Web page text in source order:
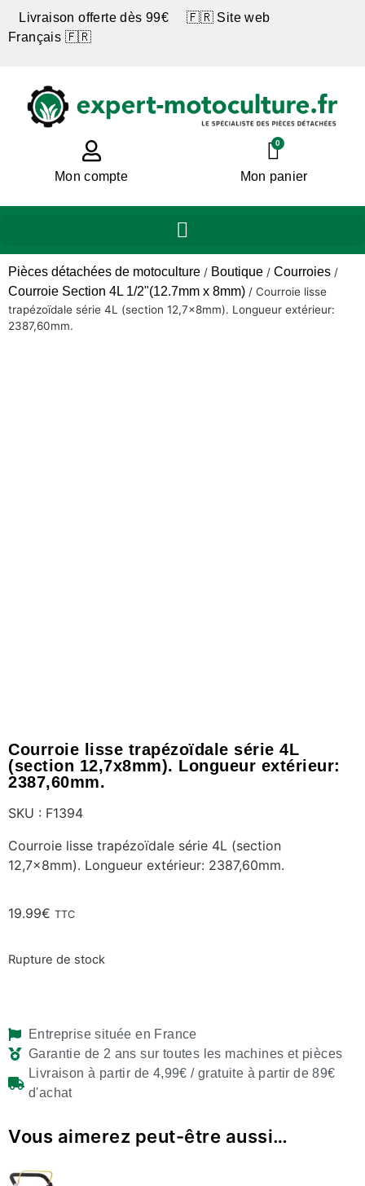
Livraison offerte dès 99€ 🇫🇷 Site web
Français 🇫🇷
Mon compte
0
Mon panier
Pièces détachées de motoculture / Boutique / Courroies /
Courroie Section 4L 1/2"(12.7mm x 8mm) / Courroie lisse
trapézoïdale série 4L (section 12,7x8mm). Longueur extérieur:
2387,60mm.
Courroie lisse trapézoïdale série 4L
(section 12,7x8mm). Longueur extérieur:
2387,60mm.
SKU : F1394
Courroie lisse trapézoïdale série 4L (section
12,7x8mm). Longueur extérieur: 2387,60mm.
19.99€ TTC
Rupture de stock
Entreprise située en France
Garantie de 2 ans sur toutes les machines et pièces
Livraison à partir de 4,99€ / gratuite à partir de 89€
d'achat
Vous aimerez peut-être aussi…